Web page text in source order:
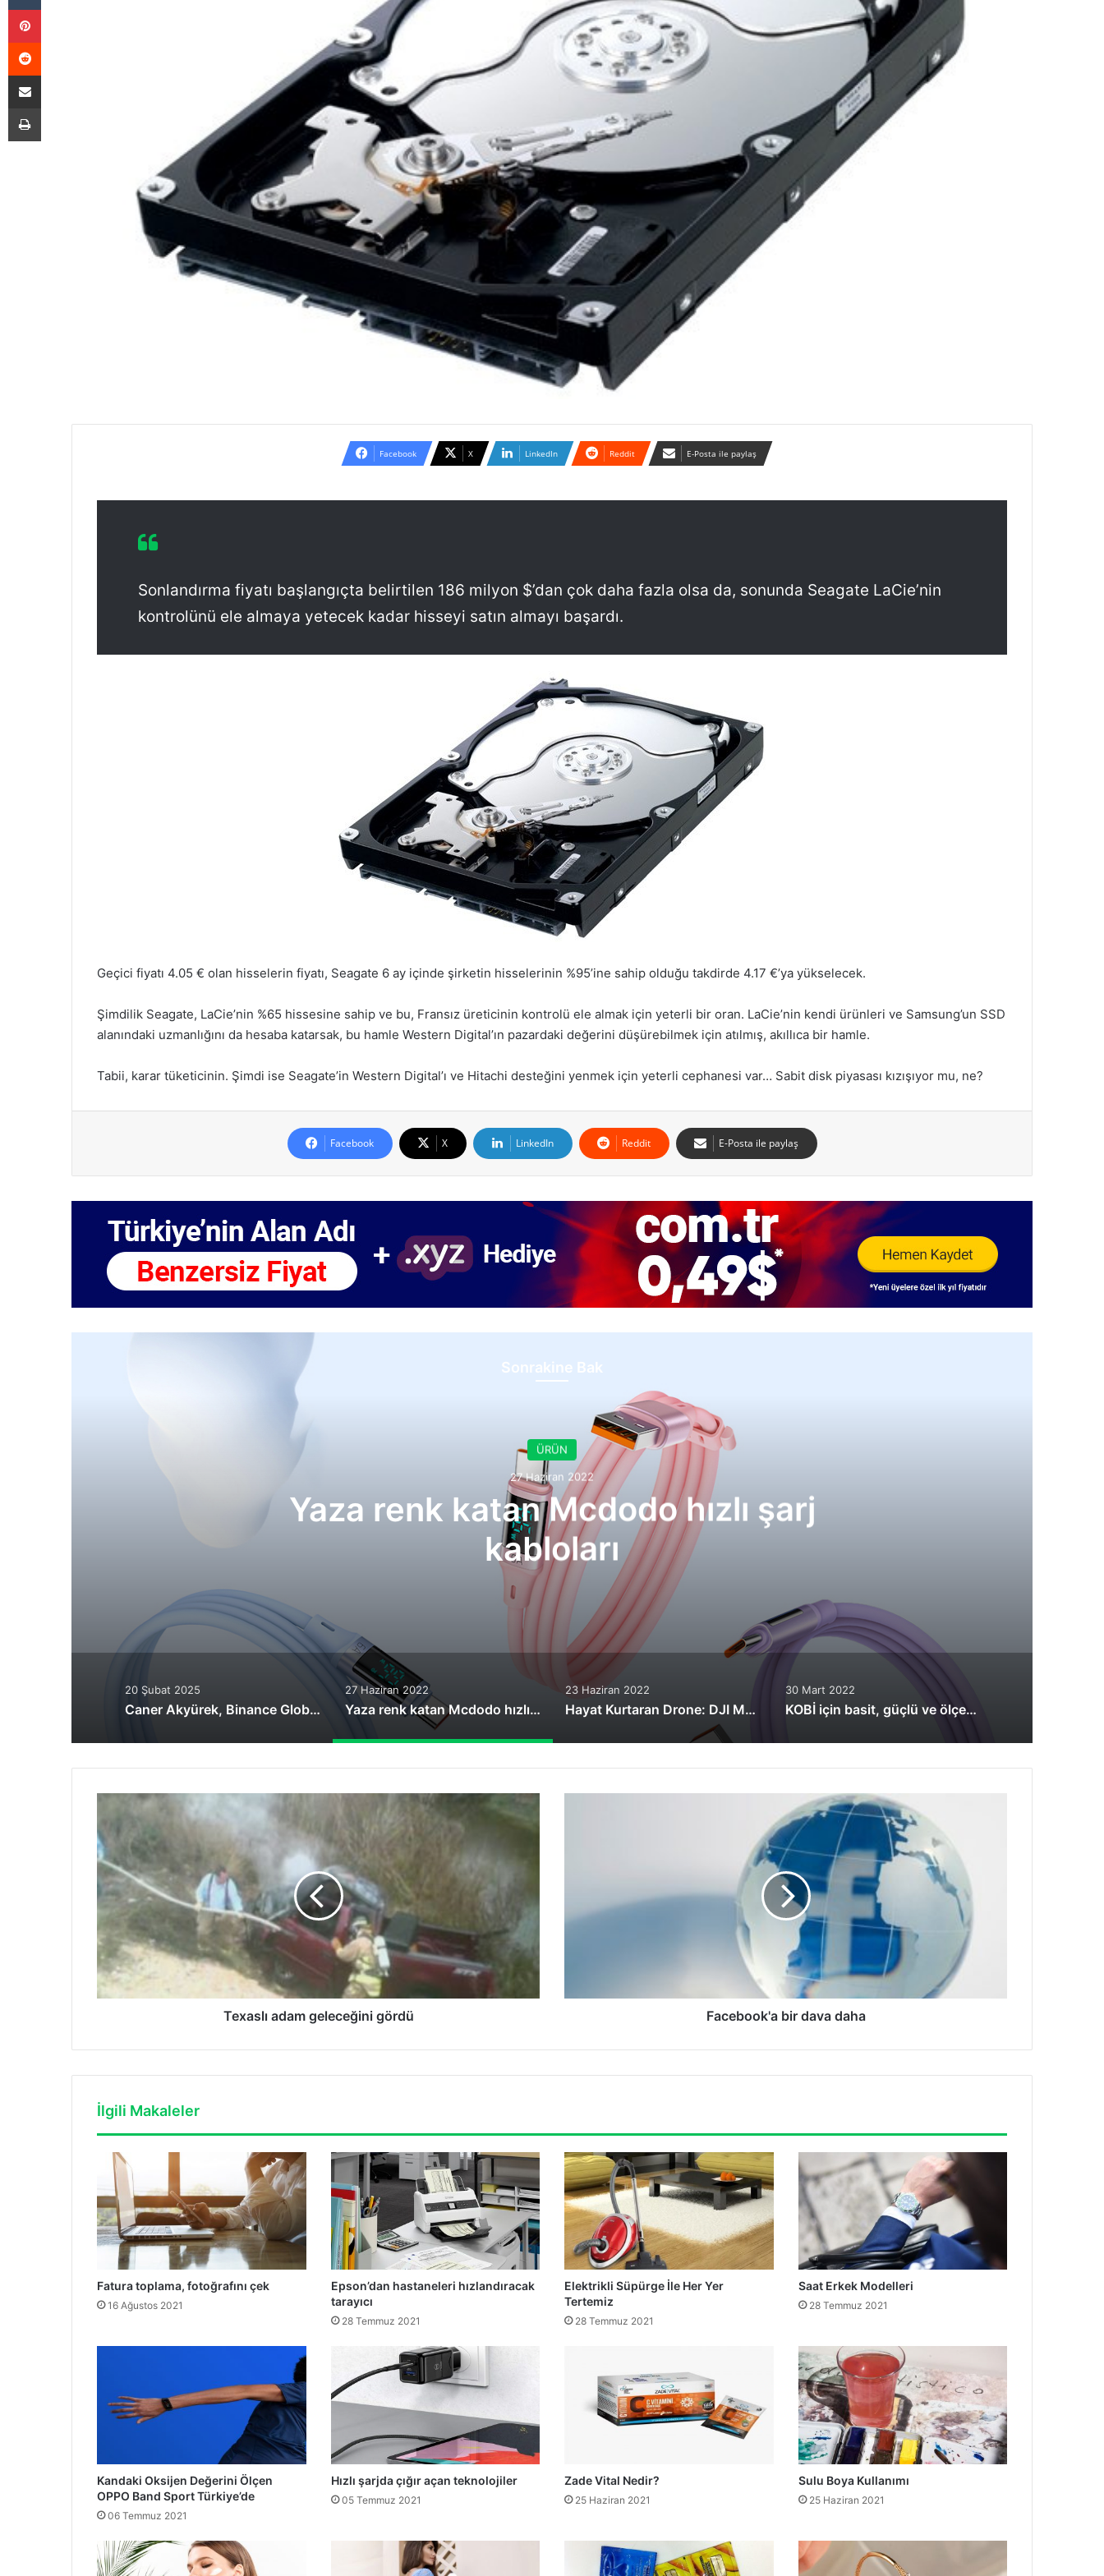
Facebook X LinkedIn Reddit E-Posta ile paylaş
Sonlandırma fiyatı başlangıçta belirtilen 186 milyon $’dan çok daha fazla olsa da, sonunda Seagate LaCie’nin
kontrolünü ele almaya yetecek kadar hisseyi satın almayı başardı.
Geçici fiyatı 4.05 € olan hisselerin fiyatı, Seagate 6 ay içinde şirketin hisselerinin %95’ine sahip olduğu takdirde 4.17 €’ya yükselecek.
Şimdilik Seagate, LaCie’nin %65 hissesine sahip ve bu, Fransız üreticinin kontrolü ele almak için yeterli bir oran. LaCie’nin kendi ürünleri ve Samsung’un SSD
alanındaki uzmanlığını da hesaba katarsak, bu hamle Western Digital’ın pazardaki değerini düşürebilmek için atılmış, akıllıca bir hamle.
Tabii, karar tüketicinin. Şimdi ise Seagate’in Western Digital’ı ve Hitachi desteğini yenmek için yeterli cephanesi var… Sabit disk piyasası kızışıyor mu, ne?
Facebook X LinkedIn Reddit E-Posta ile paylaş
Sonrakine Bak
ÜRÜN
27 Haziran 2022
Yaza renk katan Mcdodo hızlı şarj
kabloları
20 Şubat 2025
Caner Akyürek, Binance Global Özel İnceleme Birimi Uzmanı Olarak Atandı
27 Haziran 2022
Yaza renk katan Mcdodo hızlı şarj kabloları
23 Haziran 2022
Hayat Kurtaran Drone: DJI Matrice 30
30 Mart 2022
KOBİ için basit, güçlü ve ölçeklenebilir depolama çözümü: Dell PowerVault ME5
geleceğini
gördü
Texaslı adam geleceğini gördü Facebook'a bir dava daha
İlgili Makaleler
Fatura toplama, fotoğrafını çek
16 Ağustos 2021
Epson’dan hastaneleri hızlandıracak
tarayıcı
28 Temmuz 2021
Elektrikli Süpürge İle Her Yer
Tertemiz
28 Temmuz 2021
Saat Erkek Modelleri
28 Temmuz 2021
Kandaki Oksijen Değerini Ölçen
OPPO Band Sport Türkiye’de
06 Temmuz 2021
Hızlı şarjda çığır açan teknolojiler
05 Temmuz 2021
Zade Vital Nedir?
25 Haziran 2021
Sulu Boya Kullanımı
25 Haziran 2021
Pinterest
Reddit
E-Posta ile paylaş